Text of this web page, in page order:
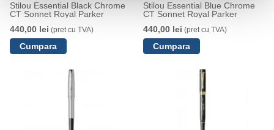
Stilou Essential Black Chrome
CT Sonnet Royal Parker
440,00 lei (pret cu TVA)
Stilou Essential Blue Chrome
CT Sonnet Royal Parker
440,00 lei (pret cu TVA)